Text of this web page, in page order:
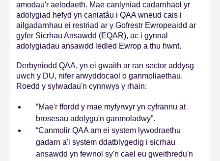
amodau'r aelodaeth. Mae canlyniad cadarnhaol yr
adolygiad hefyd yn caniatáu i QAA wneud cais i
ailgadarnhau ei restriad ar y Gofrestr Ewropeaidd ar
gyfer Sicrhau Ansawdd (EQAR), ac i gynnal
adolygiadau ansawdd ledled Ewrop a thu hwnt.
Derbyniodd QAA, yn ei gwaith ar ran sector addysg
uwch y DU, nifer arwyddocaol o ganmoliaethau.
Roedd y sylwadau'n cynnwys y rhain:
“Mae'r ffordd y mae myfyrwyr yn cyfrannu at
brosesau adolygu'n ganmoladwy”.
“Canmolir QAA am ei system lywodraethu
gadarn a'i system ddatblygedig i sicrhau
ansawdd yn fewnol sy'n cael eu gweithredu'n